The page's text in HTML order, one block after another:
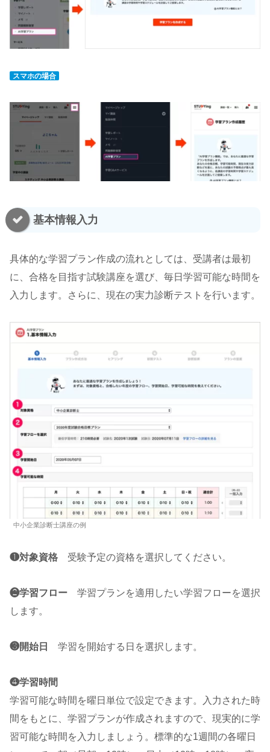
スマホの場合
基本情報入力
具体的な学習プラン作成の流れとしては、受講者は最初
に、合格を目指す試験講座を選び、毎日学習可能な時間を
入力します。さらに、現在の実力診断テストを行います。
中小企業診断士講座の例
❶対象資格 受験予定の資格を選択してください。
❷学習フロー 学習プランを適用したい学習フローを選択
します。
❸開始日 学習を開始する日を選択します。
❹学習時間
学習可能な時間を曜日単位で設定できます。入力された時
間をもとに、学習プランが作成されますので、現実的に学
習可能な時間を入力しましょう。標準的な1週間の各曜日